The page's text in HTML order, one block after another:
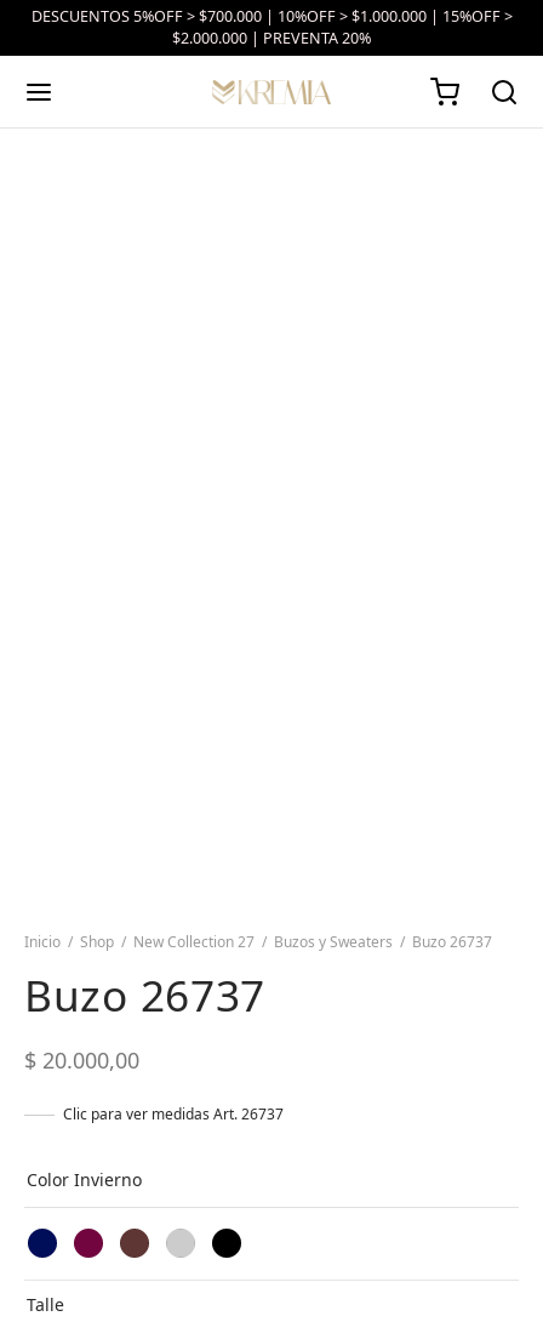
DESCUENTOS 5%OFF > $700.000 | 10%OFF > $1.000.000 | 15%OFF >
$2.000.000 | PREVENTA 20%
Inicio / Shop / New Collection 27 / Buzos y Sweaters / Buzo 26737
Buzo 26737
$ 20.000,00
Clic para ver medidas Art. 26737
Color Invierno
Talle